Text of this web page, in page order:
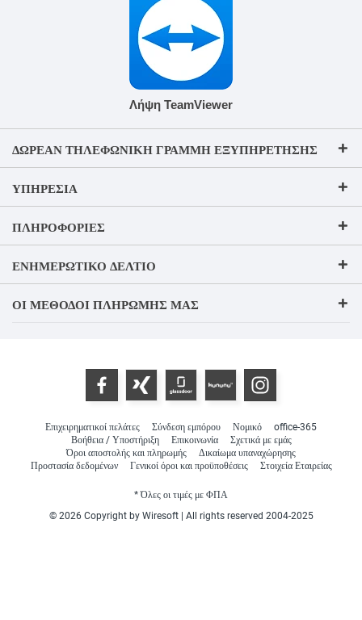
Λήψη TeamViewer
ΔΩΡΕΆΝ ΤΗΛΕΦΩΝΙΚΉ ΓΡΑΜΜΉ ΕΞΥΠΗΡΈΤΗΣΗΣ
ΥΠΗΡΕΣΊΑ
ΠΛΗΡΟΦΟΡΊΕΣ
ΕΝΗΜΕΡΩΤΙΚΌ ΔΕΛΤΊΟ
ΟΙ ΜΈΘΟΔΟΙ ΠΛΗΡΩΜΉΣ ΜΑΣ
Επιχειρηματικοί πελάτες Σύνδεση εμπόρου Νομικό
office-365
Βοήθεια / Υποστήριξη
Επικοινωνία
Σχετικά με εμάς
Όροι αποστολής και πληρωμής
Δικαίωμα υπαναχώρησης
Προστασία δεδομένων
Γενικοί όροι και προϋποθέσεις Στοιχεία Εταιρείας
* Όλες οι τιμές με ΦΠΑ
© 2026 Copyright by Wiresoft | All rights reserved 2004-2025